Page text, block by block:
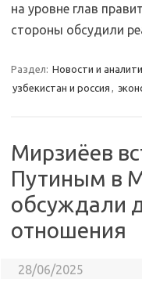
на уровне глав
стороны обсудили
Раздел: Новости и
узбекистан и россия ,
Мирзиёев
Путиным в
обсуждали
отношения
28/06/2025